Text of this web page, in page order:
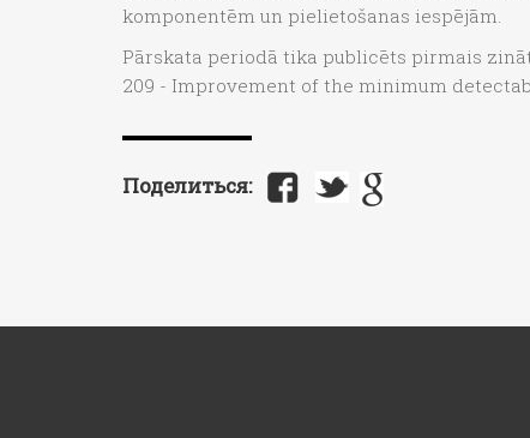
komponentēm un pielietošanas iespējām.
Pārskata periodā tika publicēts pirmais
209 - Improvement of the minimum
Поделиться: